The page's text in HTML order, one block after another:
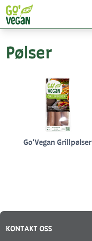
Pølser
Go'Vegan Grillpølser
KONTAKT OSS